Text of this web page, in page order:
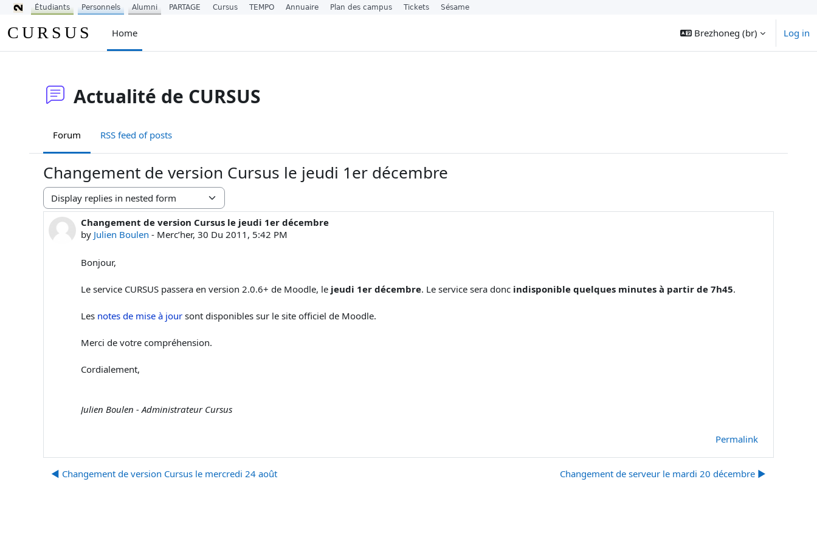
CURSUS Home Brezhoneg ‎(br)‎ Log in
Actualité de CURSUS
Forum RSS feed of posts
Changement de version Cursus le jeudi 1er décembre
Display mode
Changement de version Cursus le jeudi 1er décembre
by Julien Boulen - Mercʼher, 30 Du 2011, 5:42 PM
Number of replies: 0
Bonjour,
Le service CURSUS passera en version 2.0.6+ de Moodle, le jeudi 1er décembre. Le service sera donc indisponible quelques minutes à partir de 7h45.
Les notes de mise à jour sont disponibles sur le site officiel de Moodle.
Merci de votre compréhension.
Cordialement,
Julien Boulen - Administrateur Cursus
Permalink
◀︎ Changement de version Cursus le mercredi 24 août Changement de serveur le mardi 20 décembre ▶︎
Étudiants Personnels Alumni PARTAGE Cursus TEMPO Annuaire Plan des campus Tickets Sésame